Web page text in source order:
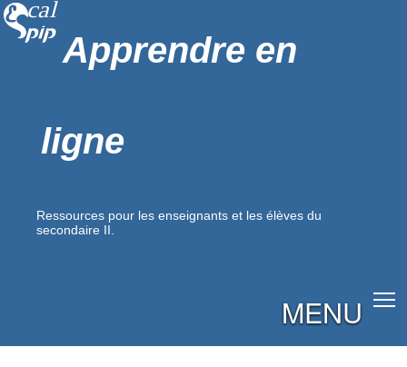
Apprendre en
ligne
Ressources pour les enseignants et les élèves du
secondaire II.
MENU